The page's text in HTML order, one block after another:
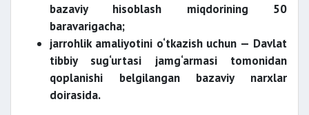
bazaviy hisoblash miqdorining 50
baravarigacha;
jarrohlik amaliyotini o‘tkazish uchun — Davlat
tibbiy sug‘urtasi jamg‘armasi tomonidan
qoplanishi belgilangan bazaviy narxlar
doirasida.